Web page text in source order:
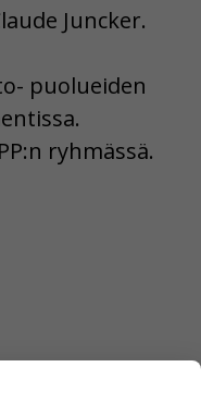
Juncker.
puolueiden
ryhmässä.